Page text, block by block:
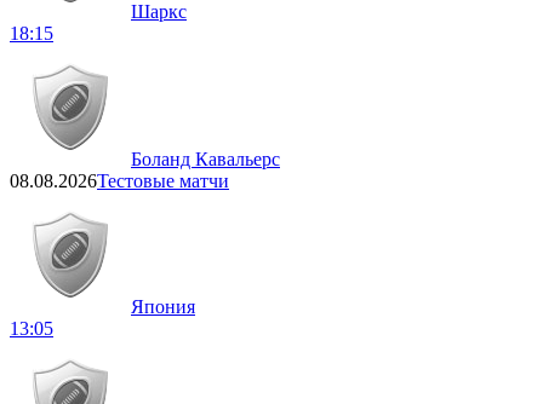
Шаркс
18:15
Боланд Кавальерс
08.08.2026Тестовые матчи
Япония
13:05